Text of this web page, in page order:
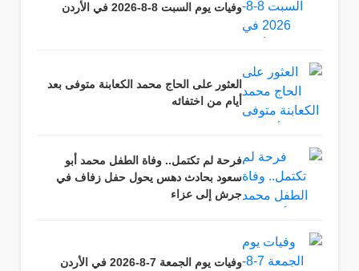
وفيات يوم السبت 8-8-2026 في الأردن
العثور على الحاج محمد الكعابنة متوفى بعد
أيام من اختفائه
فرحة لم تكتمل.. وفاة الطفل محمد أبو
سعود بحادث دهس يحول حفل زفاف في
جرش إلى عزاء
وفيات يوم الجمعة 7-8-2026 في الأردن